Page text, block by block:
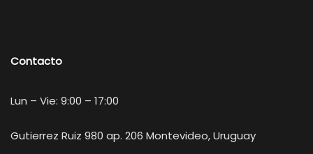
Contacto
Lun – Vie: 9:00 – 17:00
Gutierrez Ruiz 980 ap. 206 Montevideo, Uruguay